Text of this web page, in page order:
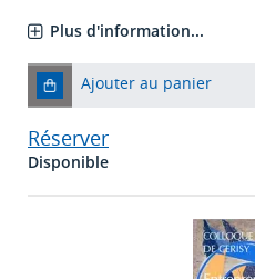
Plus d'information...
Ajouter au panier
Réserver
Disponible